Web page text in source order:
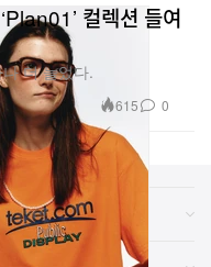
컬렉션 들여
더 늘었다.
615 0